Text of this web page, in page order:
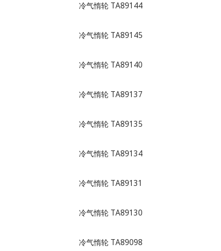
冷气惰轮 TA89144
冷气惰轮 TA89145
冷气惰轮 TA89140
冷气惰轮 TA89137
冷气惰轮 TA89135
冷气惰轮 TA89134
冷气惰轮 TA89131
冷气惰轮 TA89130
冷气惰轮 TA89098